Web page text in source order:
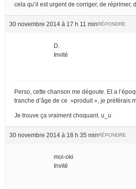
cela qu’il est urgent de corriger, de réprimer,
30 novembre 2014 à 17 h 11 minRÉPONDRE
D.
Invité
Perso, cette chanson me dégoute. Et a
tranche d’âge de ce »produit », je préférais
Je trouve ça vraiment choquant. u_u
30 novembre 2014 à 18 h 35 minRÉPONDRE
moi-oki
Invité